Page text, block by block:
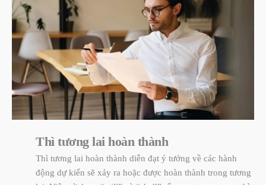
Thì tương lai hoàn thành
Thì tương lai hoàn thành diễn đạt ý tưởng về các hành
động dự kiến sẽ xảy ra hoặc được hoàn thành trong tương